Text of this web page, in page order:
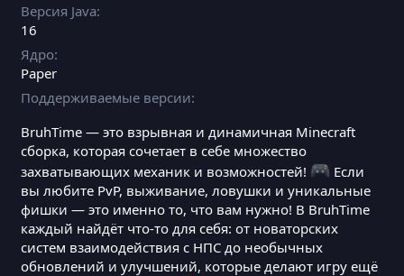
Версия Java
16
Ядро
Paper
Поддерживаемые версии
BruhTime — это взрывная и динамичная Minecraft
сборка, которая сочетает в себе множество
захватывающих механик и возможностей!
Если
вы любите PvP, выживание, ловушки и уникальные
фишки — это именно то, что вам нужно! В BruhTime
каждый найдёт что-то для себя: от новаторских
систем взаимодействия с НПС до необычных
обновлений и улучшений, которые делают игру ещё